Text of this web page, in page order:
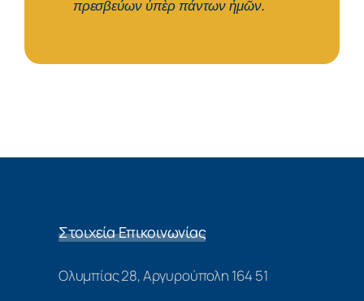
πρεσβεύων ὑπὲρ πάντων ἡμῶν.
Στοιχεία Επικοινωνίας
Ολυμπίας 28, Αργυρούπολη 164 51